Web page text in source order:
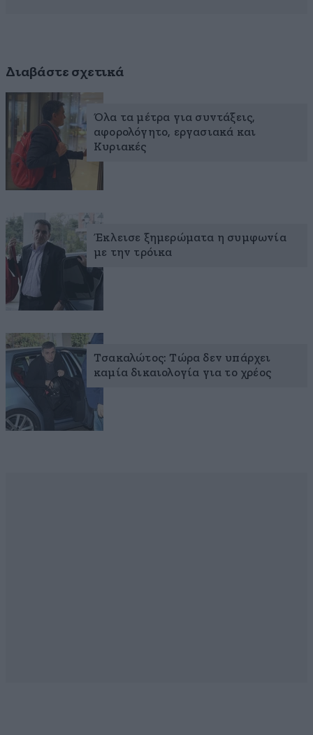
Διαβάστε σχετικά
Όλα τα μέτρα για συντάξεις,
αφορολόγητο, εργασιακά και
Κυριακές
Έκλεισε ξημερώματα η συμφωνία
με την τρόικα
Τσακαλώτος: Τώρα δεν υπάρχει
καμία δικαιολογία για το χρέος